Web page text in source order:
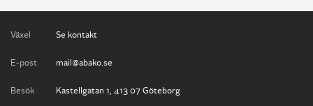
Växel Se kontakt
E-post mail@abako.se
Besök Kastellgatan 1, 413 07 Göteborg